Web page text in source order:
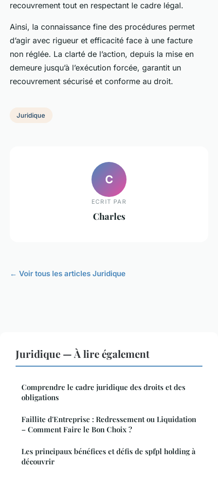
recouvrement tout en respectant le cadre légal.
Ainsi, la connaissance fine des procédures permet
d’agir avec rigueur et efficacité face à une facture
non réglée. La clarté de l’action, depuis la mise en
demeure jusqu’à l’exécution forcée, garantit un
recouvrement sécurisé et conforme au droit.
Juridique
C
ECRIT PAR
Charles
← Voir tous les articles Juridique
Juridique — À lire également
Comprendre le cadre juridique des droits et des
obligations
Faillite d'Entreprise : Redressement ou Liquidation
– Comment Faire le Bon Choix ?
Les principaux bénéfices et défis de spfpl holding à
découvrir